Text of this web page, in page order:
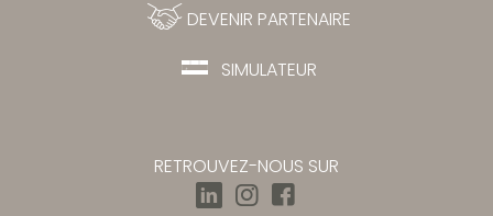
DEVENIR PARTENAIRE
SIMULATEUR
RETROUVEZ-NOUS SUR